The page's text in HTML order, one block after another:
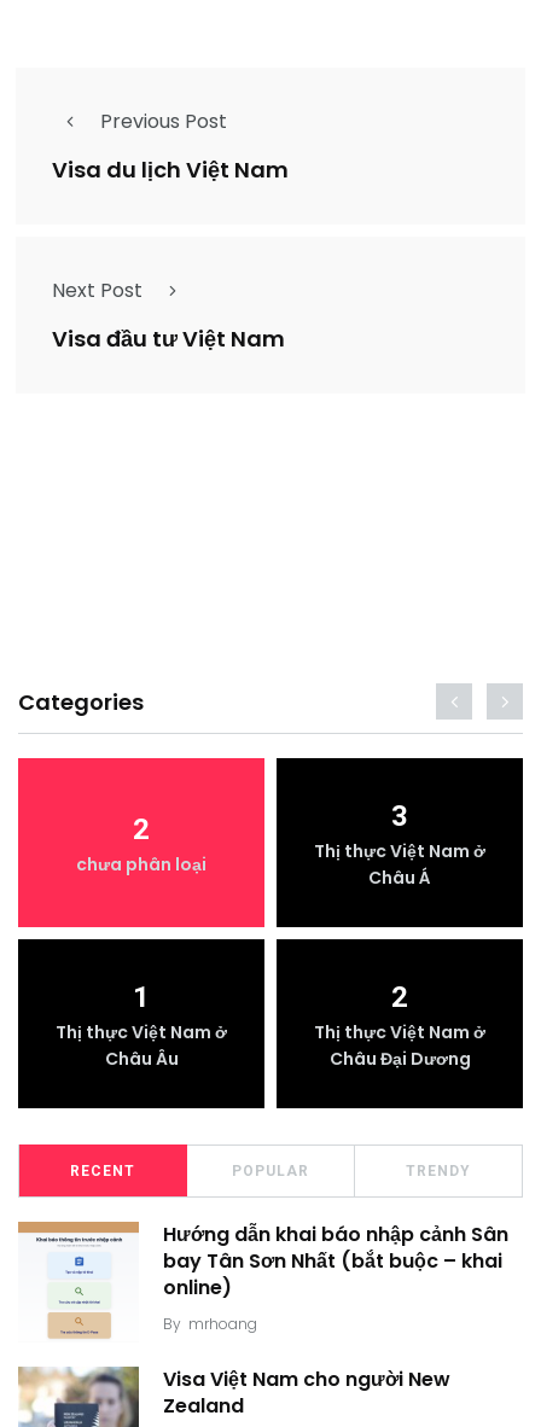
Previous Post
Visa du lịch Việt Nam
Next Post
Visa đầu tư Việt Nam
Categories
2
chưa phân loại
3
Thị thực Việt Nam ở
Châu Á
1
Thị thực Việt Nam ở
Châu Âu
2
Thị thực Việt Nam ở
Châu Đại Dương
RECENT POPULAR TRENDY
Hướng dẫn khai báo nhập cảnh Sân
bay Tân Sơn Nhất (bắt buộc – khai
online)
By mrhoang
Visa Việt Nam cho người New
Zealand